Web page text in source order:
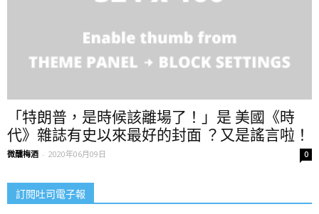
「特朗普，是時候該離場了！」是 美國《時
代》雜誌有史以來最好的封面 ？又是謠言啦！
微醺梅酒 - 2020年06月09日 0
訂閱吐司電子報